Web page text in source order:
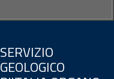
SERVIZIO
GEOLOGICO